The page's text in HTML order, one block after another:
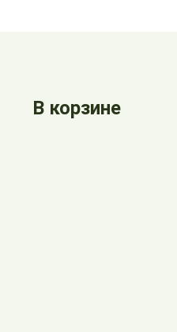
В корзине